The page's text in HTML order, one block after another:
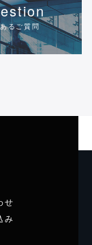
るご質問
せ
み